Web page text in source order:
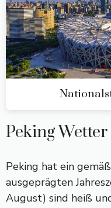
Peking Wetter
Peking hat ein
ausgeprägten
August) sind heiß